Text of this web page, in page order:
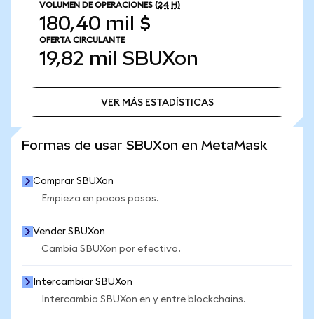
VOLUMEN DE OPERACIONES (24 H)
180,40 mil $
OFERTA CIRCULANTE
19,82 mil SBUXon
VER MÁS ESTADÍSTICAS
Formas de usar SBUXon en MetaMask
Comprar SBUXon
Empieza en pocos pasos.
Vender SBUXon
Cambia SBUXon por efectivo.
Intercambiar SBUXon
Intercambia SBUXon en y entre blockchains.